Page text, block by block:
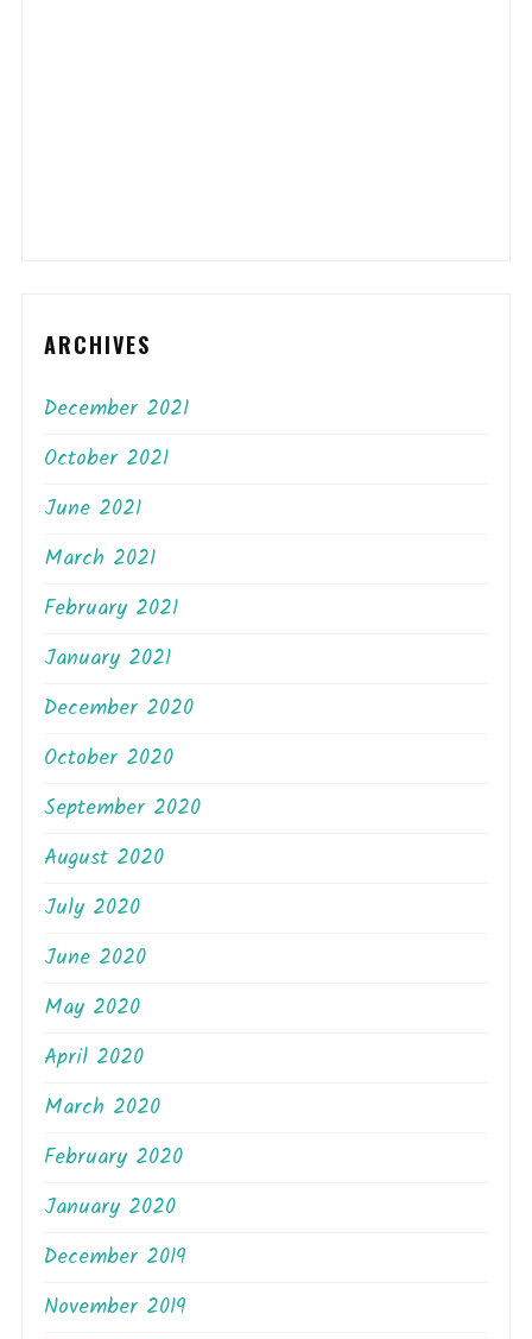
ARCHIVES
December 2021
October 2021
June 2021
March 2021
February 2021
January 2021
December 2020
October 2020
September 2020
August 2020
July 2020
June 2020
May 2020
April 2020
March 2020
February 2020
January 2020
December 2019
November 2019